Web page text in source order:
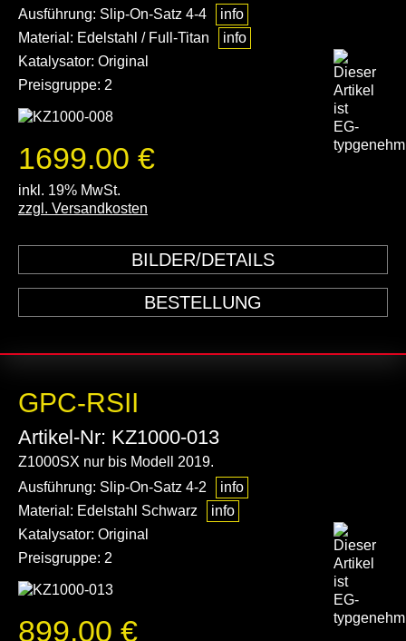
Ausführung: Slip-On-Satz 4-4
info
Material: Edelstahl / Full-Titan info
Katalysator: Original
Preisgruppe: 2
1699.00 €
inkl. 19% MwSt.
zzgl. Versandkosten
BILDER/DETAILS
BESTELLUNG
GPC-RSII
Artikel-Nr: KZ1000-013
Z1000SX nur bis Modell 2019.
Ausführung: Slip-On-Satz 4-2
info
Material: Edelstahl Schwarz info
Katalysator: Original
Preisgruppe: 2
899.00 €